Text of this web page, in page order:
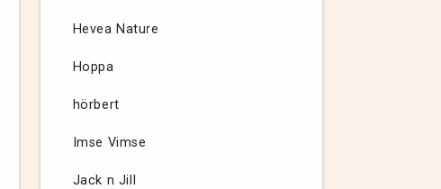
Hevea Nature
Hoppa
hörbert
Imse Vimse
Jack n Jill